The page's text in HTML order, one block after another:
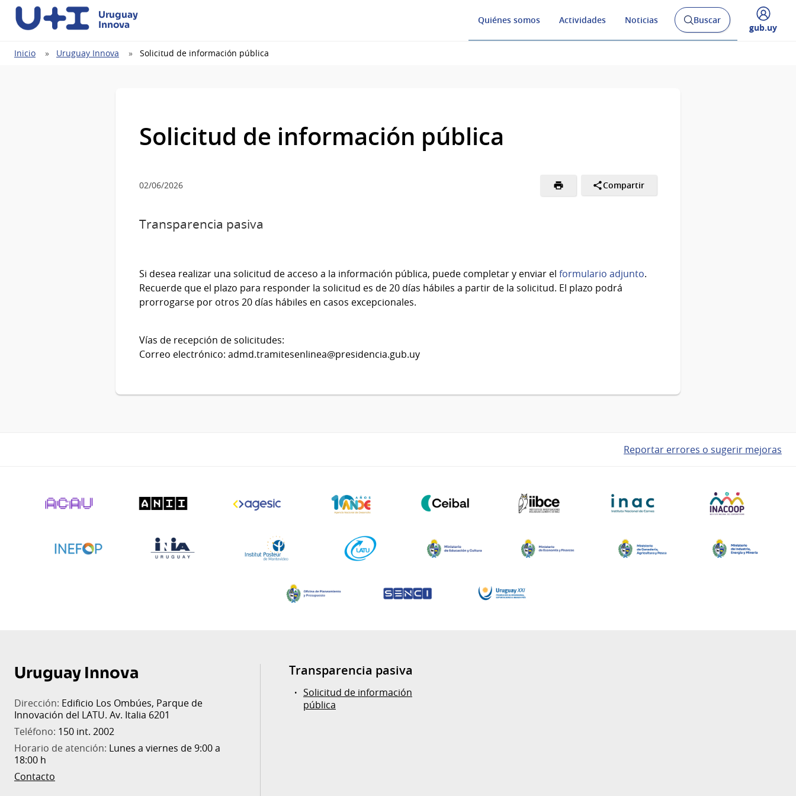
Uruguay
Innova
Quiénes somos Actividades Noticias
Abrir
buscador
Buscar
Desplegar
gub.uy
Ruta
Inicio Uruguay Innova Solicitud de información pública
Solicitud de información pública
02/06/2026 Compartir
Transparencia pasiva
Si desea realizar una solicitud de acceso a la información pública, puede completar y enviar el formulario adjunto.
Recuerde que el plazo para responder la solicitud es de 20 días hábiles a partir de la solicitud. El plazo podrá
prorrogarse por otros 20 días hábiles en casos excepcionales.
Vías de recepción de solicitudes:
Correo electrónico: admd.tramitesenlinea@presidencia.gub.uy
Reportar errores o sugerir mejoras
página
Uruguay Innova
Dirección: Edificio Los Ombúes, Parque de
Innovación del LATU. Av. Italia 6201
Teléfono: 150 int. 2002
Horario de atención: Lunes a viernes de 9:00 a
18:00 h
Contacto
Transparencia pasiva
Solicitud de información
pública